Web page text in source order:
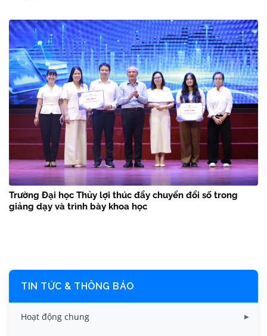
Trường Đại học Thủy lợi thúc đẩy chuyển đổi số trong
giảng dạy và trình bày khoa học
TIN TỨC & THÔNG BÁO
Hoạt động chung